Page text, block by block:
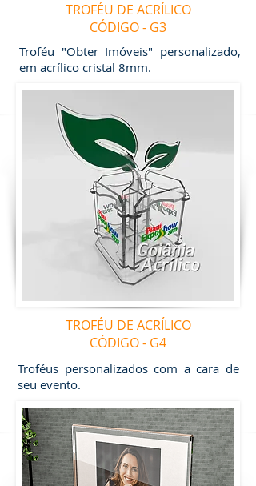
TROFÉU DE ACRÍLICO
CÓDIGO - G3
Troféu "Obter Imóveis" personalizado,
em acrílico cristal 8mm.
TROFÉU DE ACRÍLICO
CÓDIGO - G4
Troféus personalizados com a cara de
seu evento.